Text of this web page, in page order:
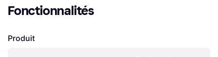
Fonctionnalités
Produit